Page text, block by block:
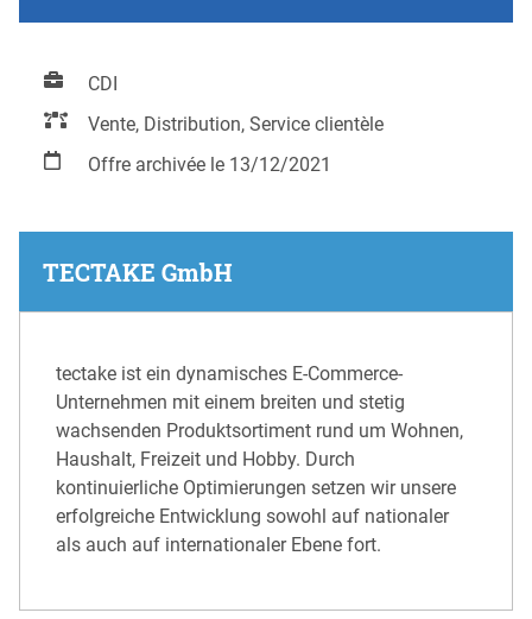
CDI
Vente, Distribution, Service clientèle
Offre archivée le 13/12/2021
TECTAKE GmbH
tectake ist ein dynamisches E-Commerce-
Unternehmen mit einem breiten und stetig
wachsenden Produktsortiment rund um Wohnen,
Haushalt, Freizeit und Hobby. Durch
kontinuierliche Optimierungen setzen wir unsere
erfolgreiche Entwicklung sowohl auf nationaler
als auch auf internationaler Ebene fort.